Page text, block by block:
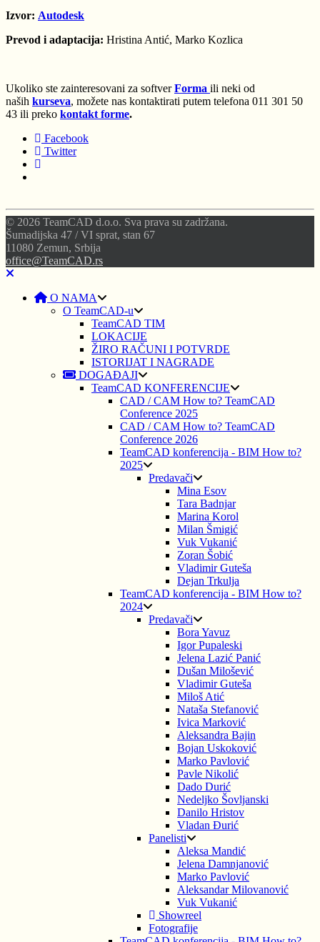
Izvor: Autodesk
Prevod i adaptacija: Hristina Antić, Marko Kozlica
Ukoliko ste zainteresovani za softver Forma ili neki od
naših kurseva, možete nas kontaktirati putem telefona 011 301 50
43 ili preko kontakt forme.
Facebook
Twitter
© 2026 TeamCAD d.o.o. Sva prava su zadržana.
Šumadijska 47 / VI sprat, stan 67
11080 Zemun, Srbija
office@TeamCAD.rs
O NAMA
O TeamCAD-u
TeamCAD TIM
LOKACIJE
ŽIRO RAČUNI I POTVRDE
ISTORIJAT I NAGRADE
DOGAĐAJI
TeamCAD KONFERENCIJE
CAD / CAM How to? TeamCAD
Conference 2025
CAD / CAM How to? TeamCAD
Conference 2026
TeamCAD konferencija - BIM How to?
2025
Predavači
Mina Esov
Tara Badnjar
Marina Korol
Milan Šmigić
Vuk Vukanić
Zoran Šobić
Vladimir Guteša
Dejan Trkulja
TeamCAD konferencija - BIM How to?
2024
Predavači
Bora Yavuz
Igor Pupaleski
Jelena Lazić Panić
Dušan Milošević
Vladimir Guteša
Miloš Atić
Nataša Stefanović
Ivica Marković
Aleksandra Bajin
Bojan Uskoković
Marko Pavlović
Pavle Nikolić
Dado Durić
Nedeljko Šovljanski
Danilo Hristov
Vladan Đurić
Panelisti
Aleksa Mandić
Jelena Damnjanović
Marko Pavlović
Aleksandar Milovanović
Vuk Vukanić
Showreel
Fotografije